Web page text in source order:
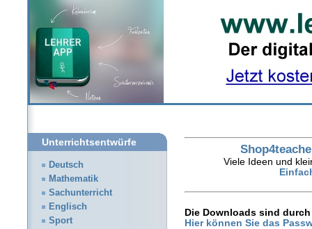
Viele Ideen und
Die Downloads sind
Hier können Sie das
Unterrichtsentwürfe
Deutsch
Mathematik
Sachunterricht
Englisch
Sport